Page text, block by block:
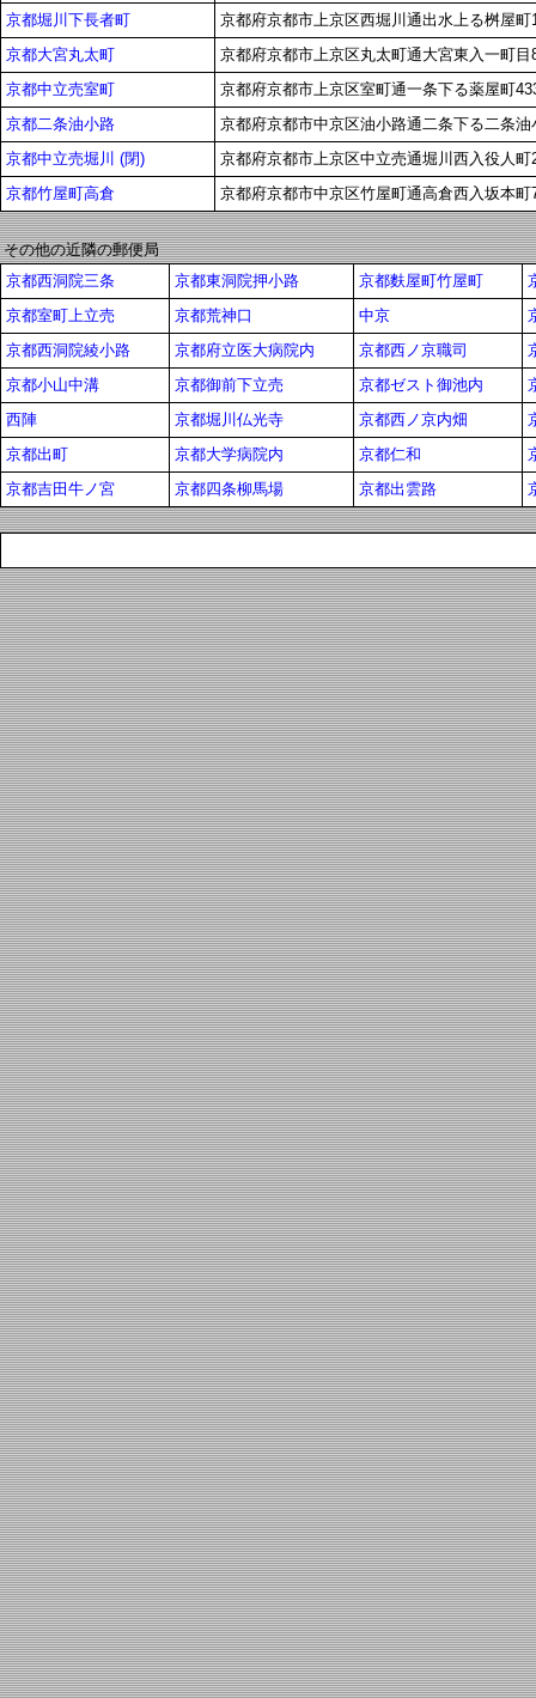
京都堀川下長者町
京都府京都市上京区西堀川通出水上る桝屋町
京都大宮丸太町
京都府京都市上京区丸太町通大宮東入一町目
京都中立売室町
京都府京都市上京区室町通一条下る薬屋町
京都二条油小路
京都府京都市中京区油小路通二条下る二条油
京都中立売堀川 (閉)
京都府京都市上京区中立売通堀川西入役人町
京都竹屋町高倉
京都府京都市中京区竹屋町通高倉西入坂本町
その他の近隣の郵便局
京都西洞院三条
京都東洞院押小路 京都麩屋町竹屋町
京都室町上立売
京都荒神口 中京
京都西洞院綾小路
京都府立医大病院内 京都西ノ京職司
京都小山中溝
京都御前下立売 京都ゼスト御池内
西陣
京都堀川仏光寺 京都西ノ京内畑
京都出町
京都大学病院内 京都仁和
京都吉田牛ノ宮
京都四条柳馬場 京都出雲路